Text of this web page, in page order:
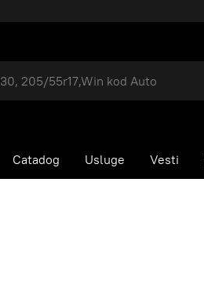
Catadog Usluge Vesti